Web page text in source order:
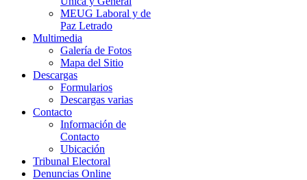
MEUG Laboral y de
Paz Letrado
Multimedia
Galería de Fotos
Mapa del Sitio
Descargas
Formularios
Descargas varias
Contacto
Información de
Contacto
Ubicación
Tribunal Electoral
Denuncias Online